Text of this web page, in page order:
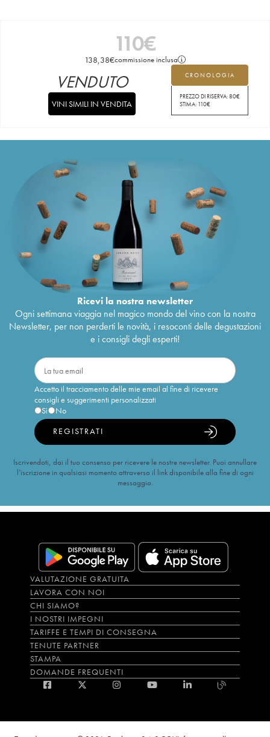
110€
138,38€commissione inclusa
CRONOLOGIA
PREZZO DI RISERVA:80€
STIMA: 110€
VENDUTO
VINI SIMILI IN VENDITA
Ricevi la nostra newsletter
Ogni settimana viaggia nel magico mondo del vino con la nostra
Newsletter, per non perderti le novità, i resoconti delle degustazioni
e i consigli degli esperti!
Accetto il tracciamento delle mie email al fine di ricevere
consigli e suggerimenti personalizzati
Sì
No
REGISTRATI
Iscrivendoti, dai il tuo consenso per ricevere le nostre newsletter. Puoi annullare
l’iscrizione in qualsiasi momento attraverso il link disponibile alla fine di ogni
messaggio.
VALUTAZIONE GRATUITA
LAVORA CON NOI
CHI SIAMO?
I NOSTRI IMPEGNI
TARIFFE E TEMPI DI CONSEGNA
TENUTE PARTNER
STAMPA
DOMANDE FREQUENTI